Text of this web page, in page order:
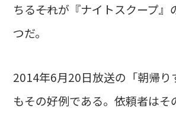
ちる――それが『ナイトスクープ
つだ。
2014年6月20日放送の「朝帰り
もその好例である。依頼者はそ